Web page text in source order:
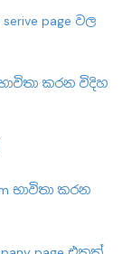
page වල
භාවිතා කරන විදිහ
භාවිතා කරන